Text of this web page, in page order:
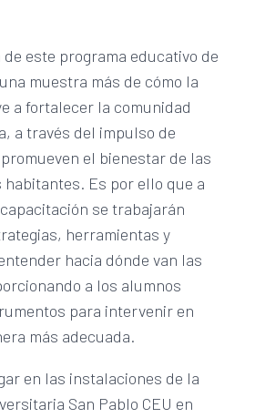
este programa educativo de
muestra más de cómo la
a fortalecer la comunidad
a través del impulso de
el bienestar de las
habitantes. Es por ello que a
se trabajarán
herramientas y
hacia dónde van las
a los alumnos
para intervenir en
más adecuada.
en las instalaciones de la
San Pablo CEU en